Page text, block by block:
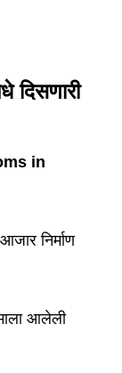
दिसणारी
in
निर्माण
आलेली